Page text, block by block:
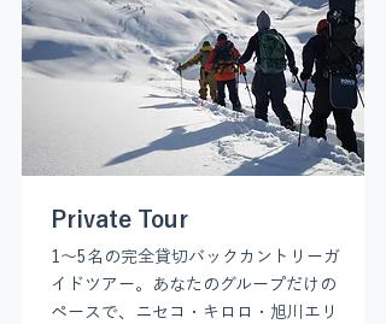
Private Tour
1〜5名の完全貸切バックカントリーガ
イドツアー。あなたのグループだけの
ペースで、ニセコ・キロロ・旭川エリ